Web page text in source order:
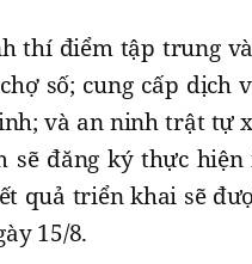
thí điểm tập trung
số; cung cấp dịch
và an ninh trật tự
sẽ đăng ký thực
quả triển khai sẽ
15/8.